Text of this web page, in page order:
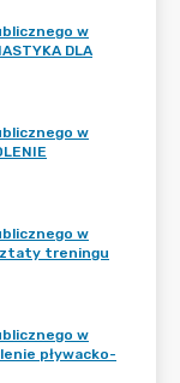
w
DLA
w
w
treningu
w
pływacko-